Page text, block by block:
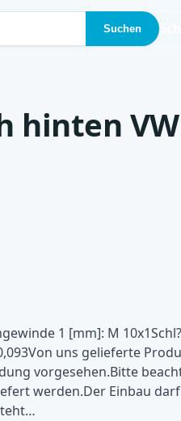
Suchen
hinten
1 [mm]: M
uns gelieferte
vorgesehen.Bitte
werden.Der Einbau darf